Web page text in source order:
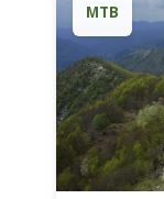
MTB